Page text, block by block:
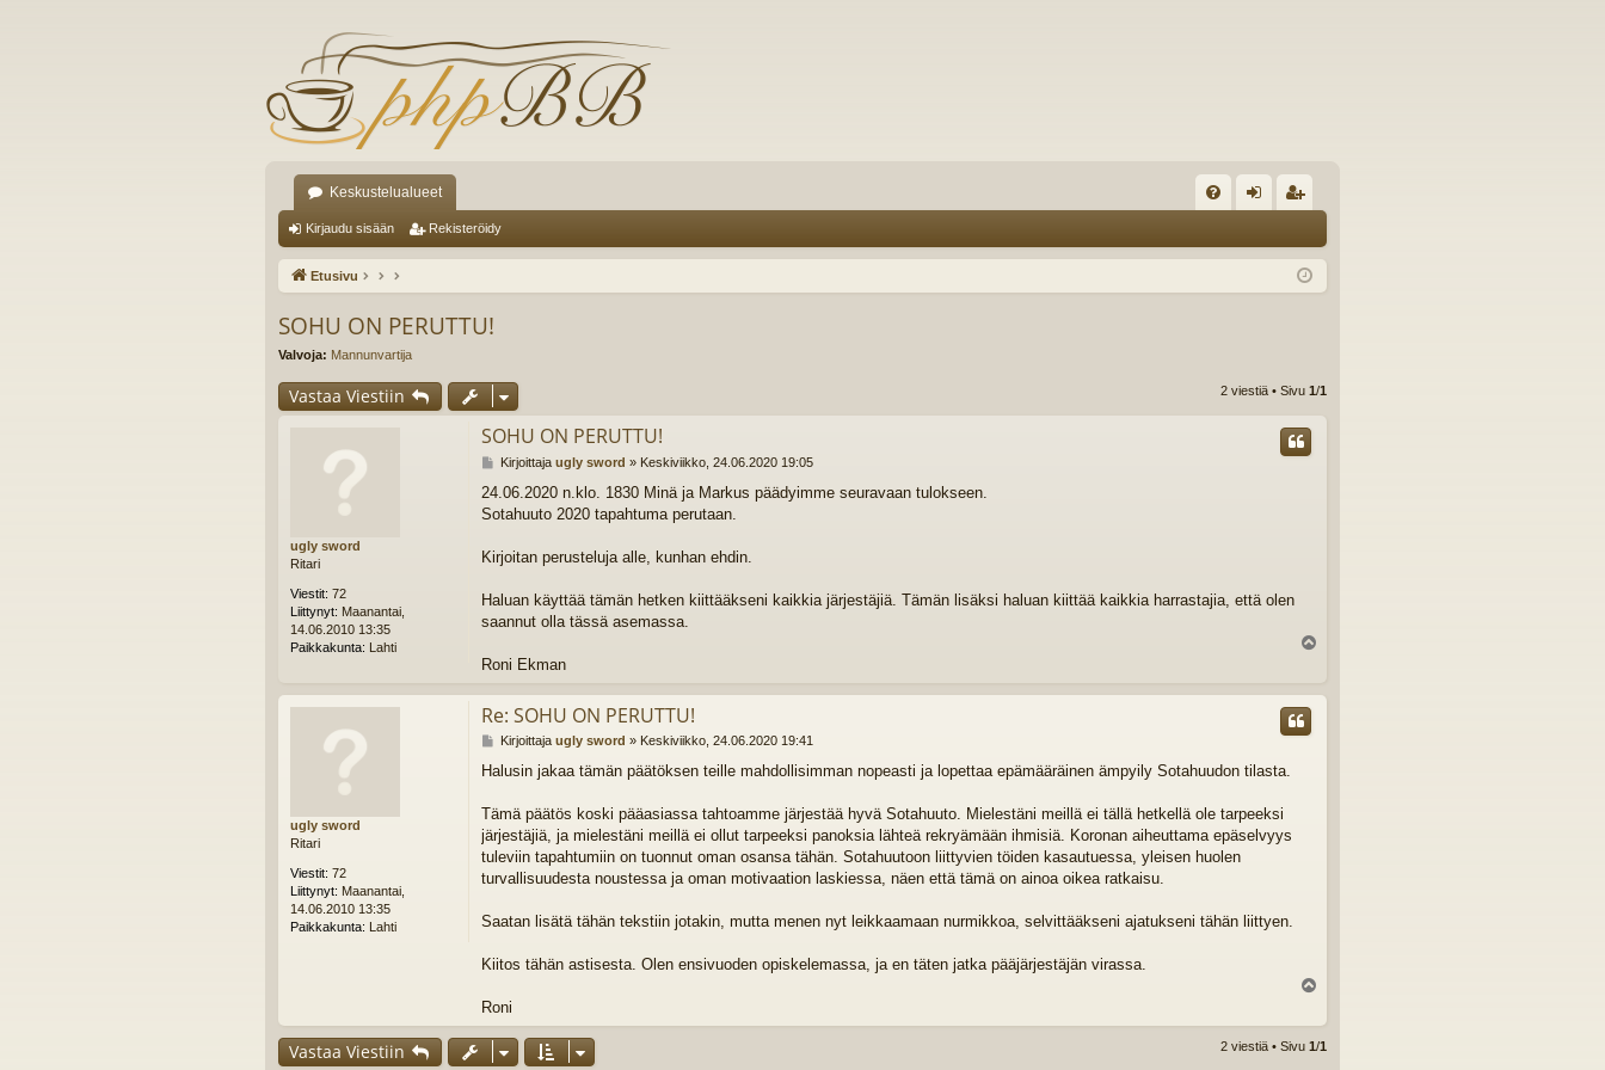
Keskustelualueet
K au ist
Kirjaudu sisään Rekisteröidy
Etusivu
SOHU ON PERUTTU!
Valvoja: Mannunvartija
Vastaa Viestiin 2 viestiä • Sivu 1/1
ugly sword
Ritari
Viestit: 72
Liittynyt: Maanantai,
14.06.2010 13:35
Paikkakunta: Lahti
SOHU ON PERUTTU!
V
e
s
Kirjoittaja ugly sword » Keskiviikko, 24.06.2020 19:05
24.06.2020 n.klo. 1830 Minä ja Markus päädyimme seuravaan tulokseen.
Sotahuuto 2020 tapahtuma perutaan.
Kirjoitan perusteluja alle, kunhan ehdin.
Haluan käyttää tämän hetken kiittääkseni kaikkia järjestäjiä. Tämän lisäksi haluan kiittää kaikkia harrastajia, että olen
saannut olla tässä asemassa.
Roni Ekman
s
ugly sword
Ritari
Viestit: 72
Liittynyt: Maanantai,
14.06.2010 13:35
Paikkakunta: Lahti
Re: SOHU ON PERUTTU!
V
e
t
Kirjoittaja ugly sword » Keskiviikko, 24.06.2020 19:41
Halusin jakaa tämän päätöksen teille mahdollisimman nopeasti ja lopettaa epämääräinen ämpyily Sotahuudon tilasta.
Tämä päätös koski pääasiassa tahtoamme järjestää hyvä Sotahuuto. Mielestäni meillä ei tällä hetkellä ole tarpeeksi
järjestäjiä, ja mielestäni meillä ei ollut tarpeeksi panoksia lähteä rekryämään ihmisiä. Koronan aiheuttama epäselvyys
tuleviin tapahtumiin on tuonnut oman osansa tähän. Sotahuutoon liittyvien töiden kasautuessa, yleisen huolen
turvallisuudesta noustessa ja oman motivaation laskiessa, näen että tämä on ainoa oikea ratkaisu.
Saatan lisätä tähän tekstiin jotakin, mutta menen nyt leikkaamaan nurmikkoa, selvittääkseni ajatukseni tähän liittyen.
Kiitos tähän astisesta. Olen ensivuoden opiskelemassa, ja en täten jatka pääjärjestäjän virassa.
Roni
ö
s
Vastaa Viestiin 2 viestiä • Sivu 1/1